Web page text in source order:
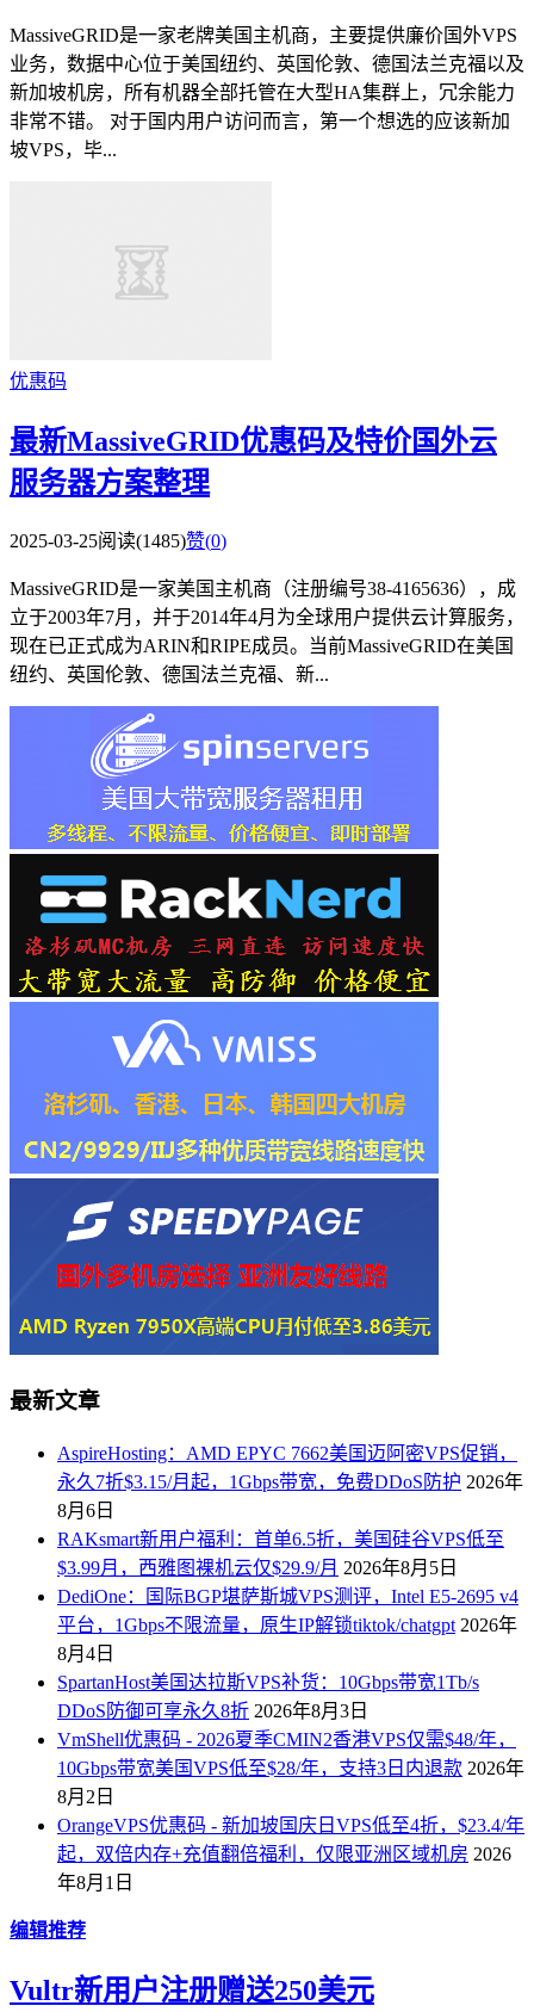
MassiveGRID是一家老牌美国主机商，主要提供廉价国外VPS
业务，数据中心位于美国纽约、英国伦敦、德国法兰克福以及
新加坡机房，所有机器全部托管在大型HA集群上，冗余能力
非常不错。 对于国内用户访问而言，第一个想选的应该新加
坡VPS，毕...
优惠码
最新MassiveGRID优惠码及特价国外云
服务器方案整理
2025-03-25阅读(1485)赞(0)
MassiveGRID是一家美国主机商（注册编号38-4165636），成
立于2003年7月，并于2014年4月为全球用户提供云计算服务，
现在已正式成为ARIN和RIPE成员。当前MassiveGRID在美国
纽约、英国伦敦、德国法兰克福、新...
最新文章
AspireHosting：AMD EPYC 7662美国迈阿密VPS促销，
永久7折$3.15/月起，1Gbps带宽，免费DDoS防护 2026年
8月6日
RAKsmart新用户福利：首单6.5折，美国硅谷VPS低至
$3.99月，西雅图裸机云仅$29.9/月 2026年8月5日
DediOne：国际BGP堪萨斯城VPS测评，Intel E5-2695 v4
平台，1Gbps不限流量，原生IP解锁tiktok/chatgpt 2026年
8月4日
SpartanHost美国达拉斯VPS补货：10Gbps带宽1Tb/s
DDoS防御可享永久8折 2026年8月3日
VmShell优惠码 - 2026夏季CMIN2香港VPS仅需$48/年，
10Gbps带宽美国VPS低至$28/年，支持3日内退款 2026年
8月2日
OrangeVPS优惠码 - 新加坡国庆日VPS低至4折，$23.4/年
起，双倍内存+充值翻倍福利，仅限亚洲区域机房 2026
年8月1日
编辑推荐
Vultr新用户注册赠送250美元